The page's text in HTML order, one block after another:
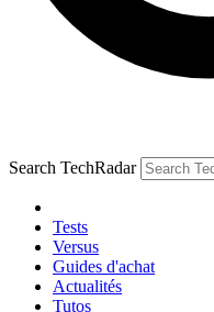
Search TechRadar
Tests
Versus
Guides d'achat
Actualités
Tutos